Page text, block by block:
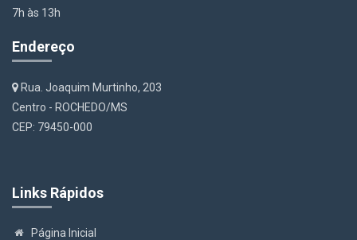
7h às 13h
Endereço
Rua. Joaquim Murtinho, 203
Centro - ROCHEDO/MS
CEP: 79450-000
Links Rápidos
Página Inicial